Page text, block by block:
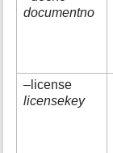
documentno
–license
licensekey